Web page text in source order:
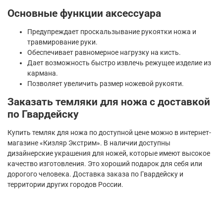
Основные функции аксессуара
Предупреждает проскальзывание рукоятки ножа и
травмирование руки.
Обеспечивает равномерное нагрузку на кисть.
Дает возможность быстро извлечь режущее изделие из
кармана.
Позволяет увеличить размер ножевой рукояти.
Заказать темляки для ножа с доставкой
по Гвардейску
Купить темляк для ножа по доступной цене можно в интернет-
магазине «Кизляр Экстрим». В наличии доступны
дизайнерские украшения для ножей, которые имеют высокое
качество изготовления. Это хороший подарок для себя или
дорогого человека. Доставка заказа по Гвардейску и
территории других городов России.